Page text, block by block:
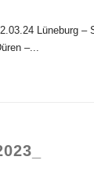
Lüneburg –
–...